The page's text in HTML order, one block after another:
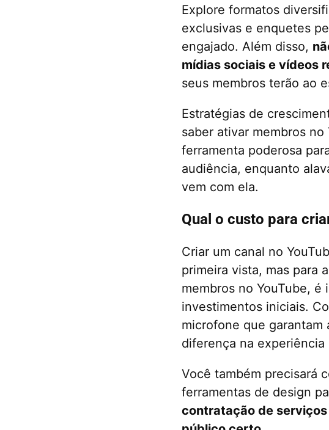
Explore formatos
exclusivas e enquetes
engajado. Além disso,
mídias sociais e vídeos
seus membros terão ao
Estratégias de
saber ativar membros
ferramenta poderosa
audiência, enquanto
vem com ela.
Qual o custo para
Criar um canal no
primeira vista, mas para
membros no YouTube,
investimentos iniciais.
microfone que
diferença na experiência
Você também precisará
ferramentas de design
contratação de serviços